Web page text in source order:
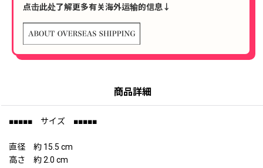
点击此处了解更多有关海外运输的信息↓
商品詳細
■■■■■ サイズ ■■■■■
直径 約 15.5 cm
高さ 約 2.0 cm